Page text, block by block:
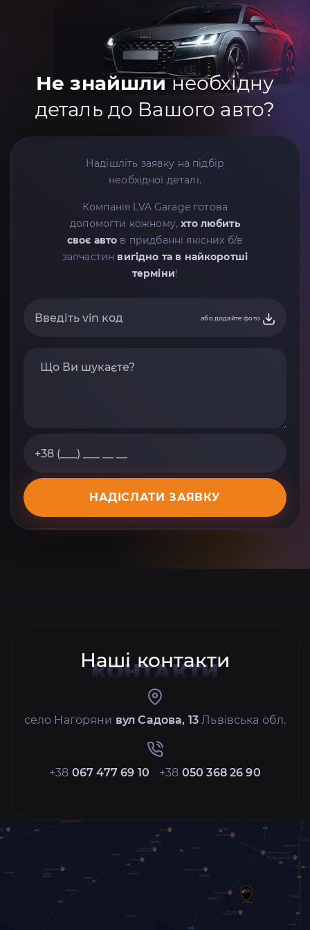
Не знайшлинеобхідну
деталь до Вашого авто?
Надішліть заявку на підбір
необхідної деталі.
Компанія LVA Garage готова
допомогти кожному,хто любить
своє авто в придбанні якісних б/в
запчастин вигідно та в найкоротші
терміни!
або додайте фото
НАДІСЛАТИ ЗАЯВКУ
Наші контакти
КОНТАКТИ
село Нагоряни вул Садова, 13 Львівська обл.
+38 067 477 69 10 +38 050 368 26 90